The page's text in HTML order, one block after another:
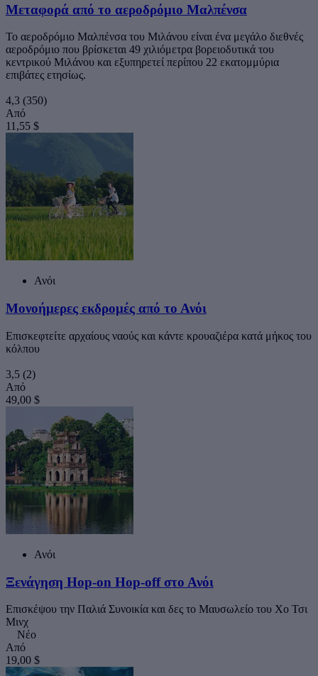
Μεταφορά από το αεροδρόμιο Μαλπένσα
Το αεροδρόμιο Μαλπένσα του Μιλάνου είναι ένα μεγάλο διεθνές
αεροδρόμιο που βρίσκεται 49 χιλιόμετρα βορειοδυτικά του
κεντρικού Μιλάνου και εξυπηρετεί περίπου 22 εκατομμύρια
επιβάτες ετησίως.
4,3 (350)
Από
11,55 $
Ανόι
Μονοήμερες εκδρομές από το Ανόι
Επισκεφτείτε αρχαίους ναούς και κάντε κρουαζιέρα κατά μήκος του
κόλπου
3,5 (2)
Από
49,00 $
Ανόι
Ξενάγηση Hop-on Hop-off στο Ανόι
Επισκέψου την Παλιά Συνοικία και δες το Μαυσωλείο του Χο Τσι
Μινχ
Νέο
Από
19,00 $